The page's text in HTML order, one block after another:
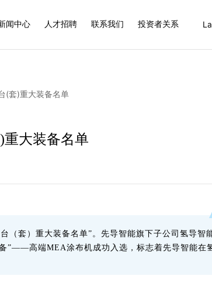
闻中心 人才招聘 联系我们 投资者关系
(套)重大装备名单
大装备名单
（套）重大装备名单”。先导智能旗下子公司氢导智
”——高端MEA涂布机成功入选，标志着先导智能在